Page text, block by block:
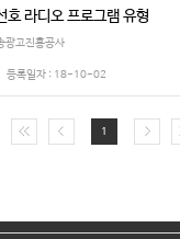
호 라디오 프로그램 유형
광고진흥공사
등록일자 : 18-10-02
1